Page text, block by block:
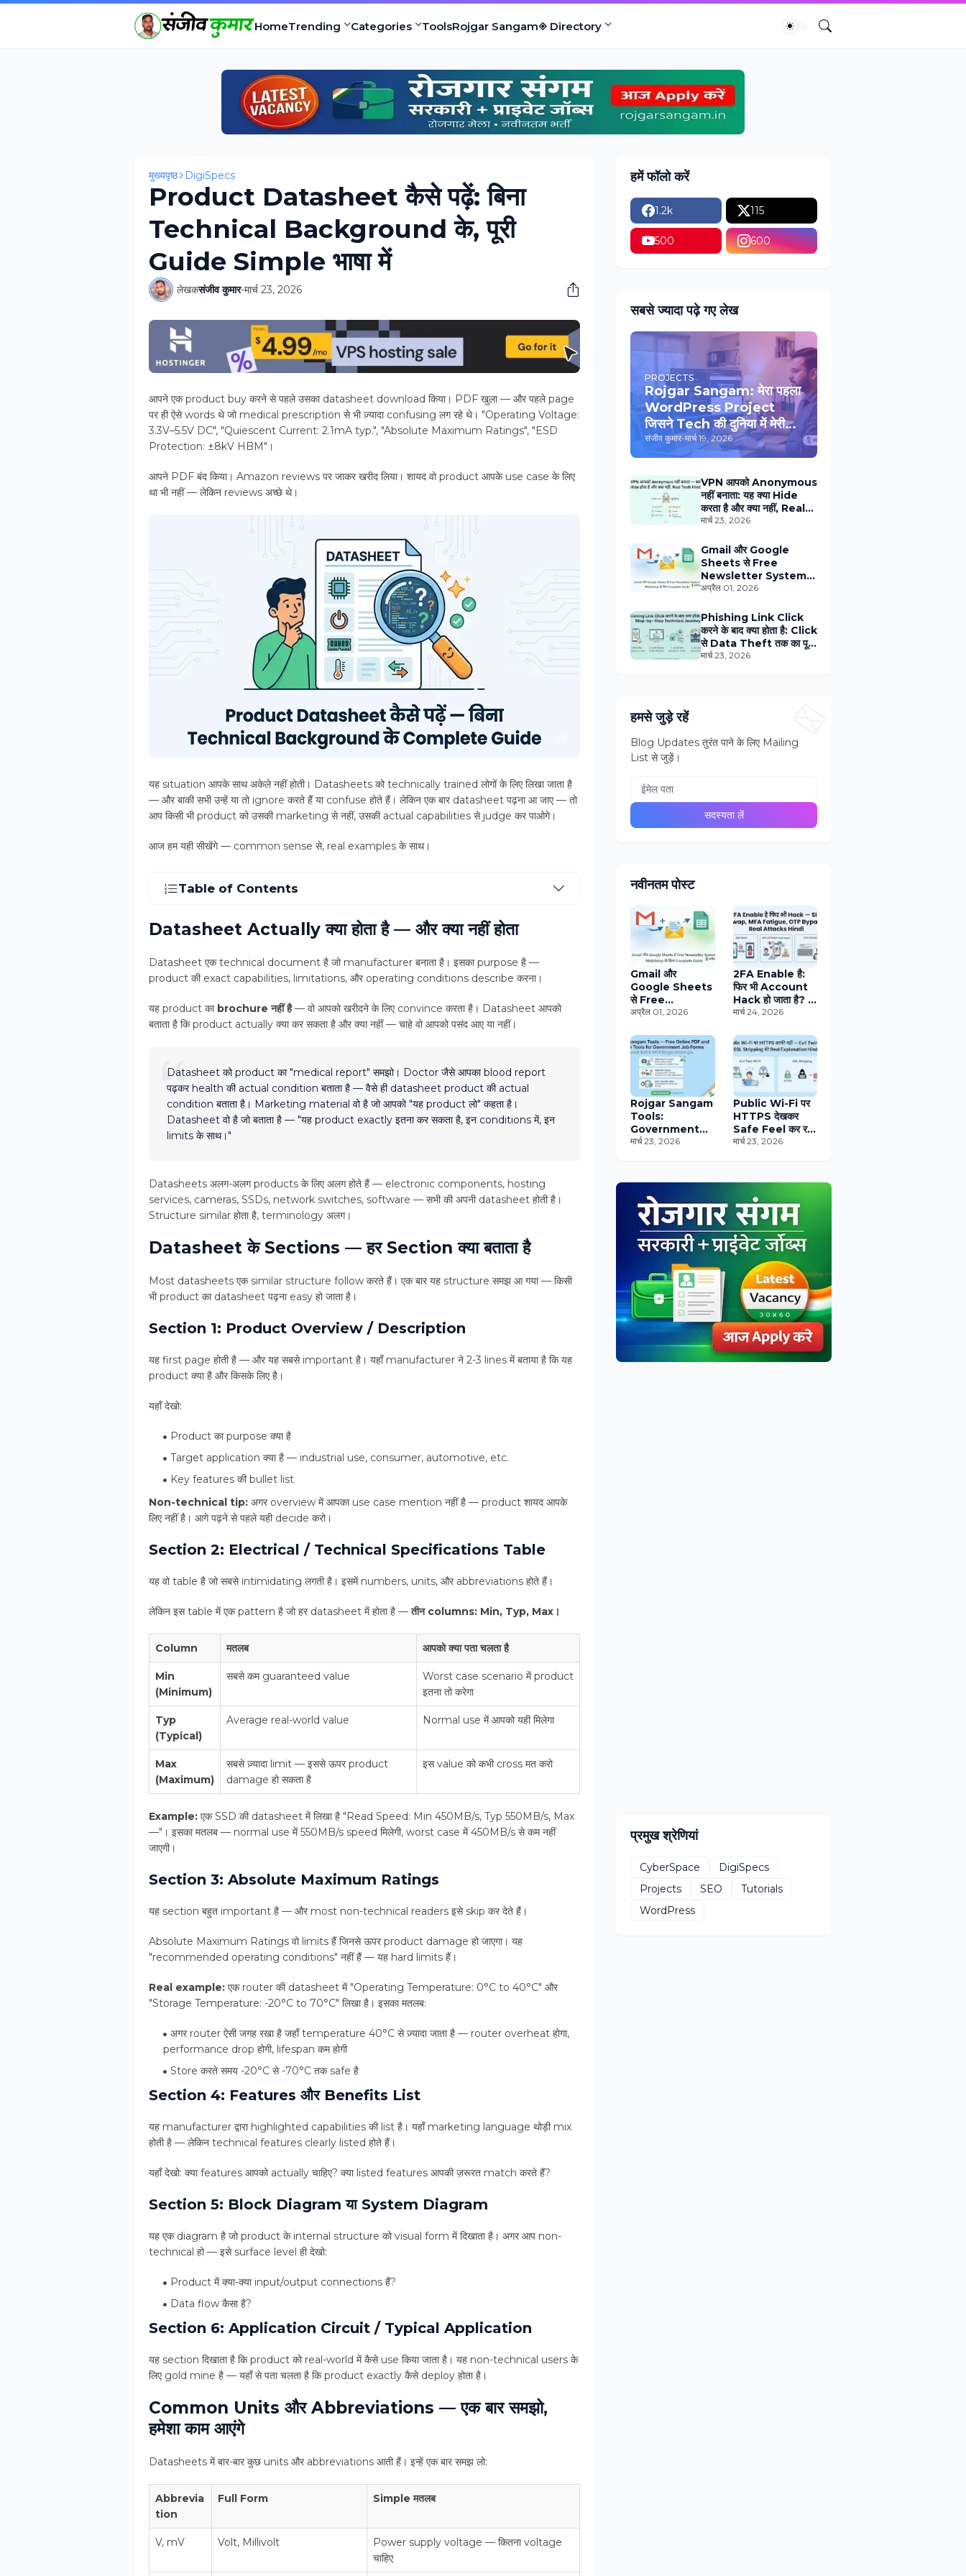
HomeTrending Categories ToolsRojgar Sangam◈ Directory
मुख्यपृष्ठ DigiSpecs
Product Datasheet कैसे पढ़ें: बिना
Technical Background के, पूरी
Guide Simple भाषा में
लेखकसंजीव कुमार-मार्च 23, 2026
आपने एक product buy करने से पहले उसका datasheet download किया। PDF खुला — और पहले page
पर ही ऐसे words थे जो medical prescription से भी ज़्यादा confusing लग रहे थे। "Operating Voltage:
3.3V–5.5V DC", "Quiescent Current: 2.1mA typ.", "Absolute Maximum Ratings", "ESD
Protection: ±8kV HBM"।
आपने PDF बंद किया। Amazon reviews पर जाकर खरीद लिया। शायद वो product आपके use case के लिए
था भी नहीं — लेकिन reviews अच्छे थे।
यह situation आपके साथ अकेले नहीं होती। Datasheets को technically trained लोगों के लिए लिखा जाता है
— और बाकी सभी उन्हें या तो ignore करते हैं या confuse होते हैं। लेकिन एक बार datasheet पढ़ना आ जाए — तो
आप किसी भी product को उसकी marketing से नहीं, उसकी actual capabilities से judge कर पाओगे।
आज हम यही सीखेंगे — common sense से, real examples के साथ।
Table of Contents
Datasheet Actually क्या होता है — और क्या नहीं होता
Datasheet एक technical document है जो manufacturer बनाता है। इसका purpose है —
product की exact capabilities, limitations, और operating conditions describe करना।
यह product का brochure नहीं है— वो आपको खरीदने के लिए convince करता है। Datasheet आपको
बताता है कि product actually क्या कर सकता है और क्या नहीं — चाहे वो आपको पसंद आए या नहीं।
Datasheet को product का "medical report" समझो। Doctor जैसे आपका blood report
पढ़कर health की actual condition बताता है — वैसे ही datasheet product की actual
condition बताता है। Marketing material वो है जो आपको "यह product लो" कहता है।
Datasheet वो है जो बताता है — "यह product exactly इतना कर सकता है, इन conditions में, इन
limits के साथ।"
Datasheets अलग-अलग products के लिए अलग होते हैं — electronic components, hosting
services, cameras, SSDs, network switches, software — सभी की अपनी datasheet होती है।
Structure similar होता है, terminology अलग।
Datasheet के Sections — हर Section क्या बताता है
Most datasheets एक similar structure follow करते हैं। एक बार यह structure समझ आ गया — किसी
भी product का datasheet पढ़ना easy हो जाता है।
Section 1: Product Overview / Description
यह first page होती है — और यह सबसे important है। यहाँ manufacturer ने 2-3 lines में बताया है कि यह
product क्या है और किसके लिए है।
यहाँ देखो:
Product का purpose क्या है
Target application क्या है — industrial use, consumer, automotive, etc.
Key features की bullet list
Non-technical tip: अगर overview में आपका use case mention नहीं है — product शायद आपके
लिए नहीं है। आगे पढ़ने से पहले यही decide करो।
Section 2: Electrical / Technical Specifications Table
यह वो table है जो सबसे intimidating लगती है। इसमें numbers, units, और abbreviations होते हैं।
लेकिन इस table में एक pattern है जो हर datasheet में होता है —तीन columns: Min, Typ, Max।
Column मतलब आपको क्या पता चलता है
Min
(Minimum)
सबसे कम guaranteed value
Worst case scenario में product
इतना तो करेगा
Typ
(Typical)
Average real-world value Normal use में आपको यही मिलेगा
Max
(Maximum)
सबसे ज़्यादा limit — इससे ऊपर product
damage हो सकता है
इस value को कभी cross मत करो
Example: एक SSD की datasheet में लिखा है "Read Speed: Min 450MB/s, Typ 550MB/s, Max
—"। इसका मतलब — normal use में 550MB/s speed मिलेगी, worst case में 450MB/s से कम नहीं
जाएगी।
Section 3: Absolute Maximum Ratings
यह section बहुत important है — और most non-technical readers इसे skip कर देते हैं।
Absolute Maximum Ratings वो limits हैं जिनसे ऊपर product damage हो जाएगा। यह
"recommended operating conditions" नहीं हैं — यह hard limits हैं।
Real example: एक router की datasheet में "Operating Temperature: 0°C to 40°C" और
"Storage Temperature: -20°C to 70°C" लिखा है। इसका मतलब:
अगर router ऐसी जगह रखा है जहाँ temperature 40°C से ज़्यादा जाता है — router overheat होगा,
performance drop होगी, lifespan कम होगी
Store करते समय -20°C से -70°C तक safe है
Section 4: Features और Benefits List
यह manufacturer द्वारा highlighted capabilities की list है। यहाँ marketing language थोड़ी mix
होती है — लेकिन technical features clearly listed होते हैं।
यहाँ देखो: क्या features आपको actually चाहिए? क्या listed features आपकी ज़रूरत match करते हैं?
Section 5: Block Diagram या System Diagram
यह एक diagram है जो product के internal structure को visual form में दिखाता है। अगर आप non-
technical हो — इसे surface level ही देखो:
Product में क्या-क्या input/output connections हैं?
Data flow कैसा है?
Section 6: Application Circuit / Typical Application
यह section दिखाता है कि product को real-world में कैसे use किया जाता है। यह non-technical users के
लिए gold mine है — यहाँ से पता चलता है कि product exactly कैसे deploy होता है।
Common Units और Abbreviations — एक बार समझो,
हमेशा काम आएंगे
Datasheets में बार-बार कुछ units और abbreviations आती हैं। इन्हें एक बार समझ लो:
Abbrevia
tion
Full Form Simple मतलब
V, mV Volt, Millivolt
Power supply voltage — कितना voltage
चाहिए
हमें फॉलो करें
1.2k 115
500 600
सबसे ज्यादा पढ़े गए लेख
PROJECTS
Rojgar Sangam: मेरा पहला
WordPress Project
जिसने Tech की दुनिया में मेरी
Entry करवाई
संजीव कुमार-मार्च 19, 2026
VPN आपको Anonymous
नहीं बनाता: यह क्या Hide
करता है और क्या नहीं, Real
Truth जो Companies
मार्च 23, 2026
Gmail और Google
Sheets से Free
Newsletter System
बनाओ — Mailchimp की
अप्रैल 01, 2026
Phishing Link Click
करने के बाद क्या होता है: Click
से Data Theft तक का पूरा
Technical Journey
मार्च 23, 2026
हमसे जुड़े रहें
Blog Updates तुरंत पाने के लिए Mailing
List से जुड़ें।
नवीनतम पोस्ट
Gmail और
Google Sheets
से Free
Newsletter
Mailchimp की
ज़रूरत नहीं, एक रुपया
नहीं
अप्रैल 01, 2026
2FA Enable है:
फिर भी Account
Hack हो जाता है? वो
6 Real Attacks
Useless बना देते हैं
मार्च 24, 2026
Rojgar Sangam
Tools:
Government
Job Form के लिए
खुद बनाए, बिना एक
रुपया खर्च किए
मार्च 23, 2026
Public Wi-Fi पर
HTTPS देखकर
Safe Feel कर रहे
हो? यह सबसे
Explanation
मार्च 23, 2026
प्रमुख श्रेणियां
CyberSpace
DigiSpecs
Projects
SEO
Tutorials
WordPress